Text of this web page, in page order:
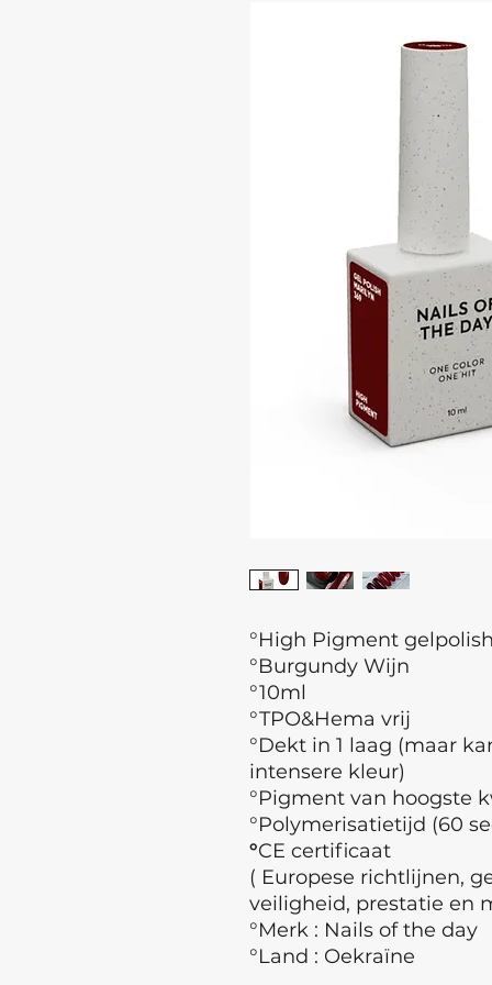
°High Pigment gelpolish
°Burgundy Wijn
°10ml
°TPO&Hema vrij
°Dekt in 1 laag (maar
intensere kleur)
°Pigment van hoogste
°Polymerisatietijd (60
°CE certificaat
( Europese richtlijnen,
veiligheid, prestatie en
°Merk : Nails of the day
°Land : Oekraïne